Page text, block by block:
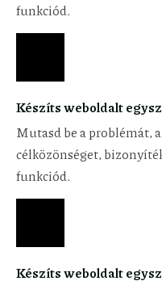
funkciód.
Készíts weboldalt
Mutasd be a problémát,
célközönséget,
funkciód.
Készíts weboldalt